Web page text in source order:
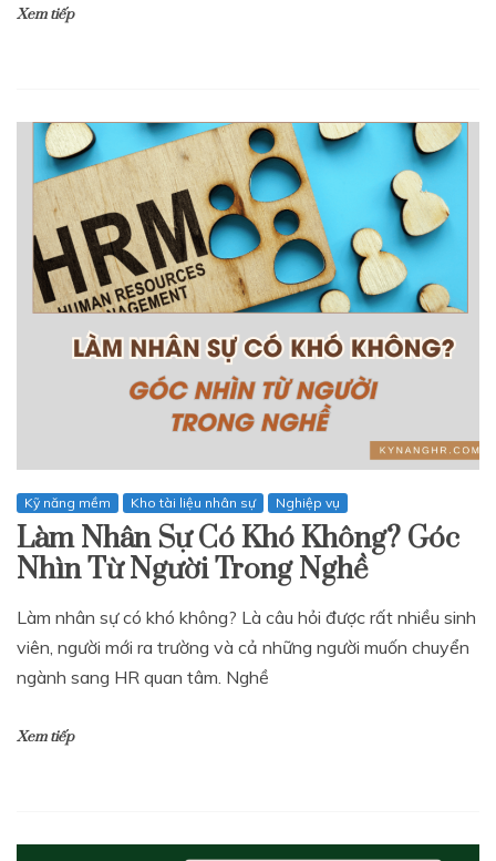
Xem tiếp
Kỹ năng mềm Kho tài liệu nhân sự Nghiệp vụ
Làm Nhân Sự Có Khó Không? Góc
Nhìn Từ Người Trong Nghề
Làm nhân sự có khó không? Là câu hỏi được rất nhiều sinh
viên, người mới ra trường và cả những người muốn chuyển
ngành sang HR quan tâm. Nghề
Xem tiếp